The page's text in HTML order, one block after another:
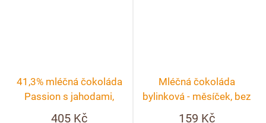
41,3% mléčná čokoláda
Passion s jahodami,
malinami a fialkou
405 Kč
Mléčná čokoláda
bylinková - měsíček, bez
černý, chrpa, růže
159 Kč